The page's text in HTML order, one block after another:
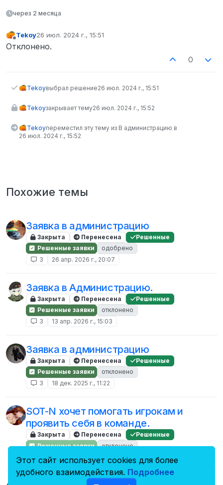
через 2 месяца
Tekoy26 июл. 2024 г., 15:51
отредактировано
Отклонено.
0
Tekoyвыбрал решение26 июл. 2024 г., 15:51
Tekoyзакрывает тему26 июл. 2024 г., 15:52
Tekoyпереместил эту тему из В администрацию в
26 июл. 2024 г., 15:52
Похожие темы
Заявка в администрацию
Закрыта Перенесена
Решенные
Решенные заявки
одобрено
3
26 апр. 2026 г., 20:07
Заявка в Администрацию.
Закрыта Перенесена
Решенные
Решенные заявки
отклонено
3
13 апр. 2026 г., 15:03
Заявка в администрацию
Закрыта Перенесена
Решенные
Решенные заявки
отклонено
3
18 дек. 2025 г., 11:22
SOT-N хочет помогать игрокам и
проявить себя в команде.
Закрыта Перенесена
Решенные
Решенные заявки
отклонено
Этот сайт использует cookies для более
удобного взаимодействия. Подробнее